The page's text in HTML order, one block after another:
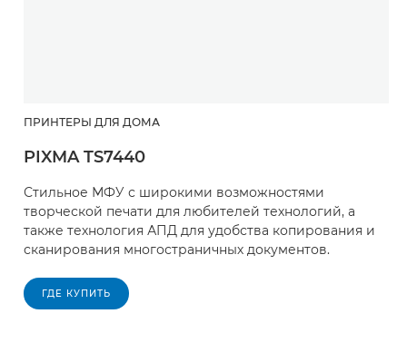
ПРИНТЕРЫ ДЛЯ ДОМА
PIXMA TS7440
Стильное МФУ с широкими возможностями
творческой печати для любителей технологий, а
также технология АПД для удобства копирования и
сканирования многостраничных документов.
ГДЕ КУПИТЬ